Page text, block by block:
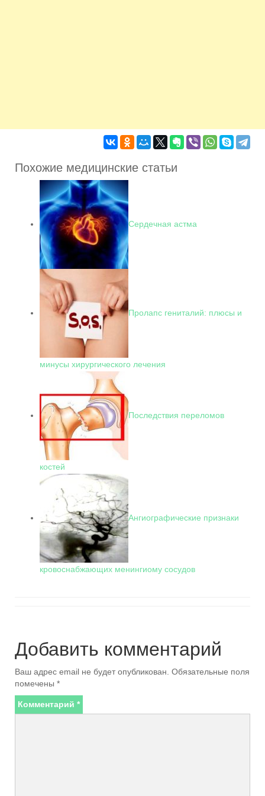
Похожие медицинские статьи
Сердечная астма
Пролапс гениталий: плюсы и
минусы хирургического лечения
Последствия переломов
костей
Ангиографические признаки
кровоснабжающих менингиому сосудов
Добавить комментарий
Ваш адрес email не будет опубликован. Обязательные поля
помечены *
Комментарий *